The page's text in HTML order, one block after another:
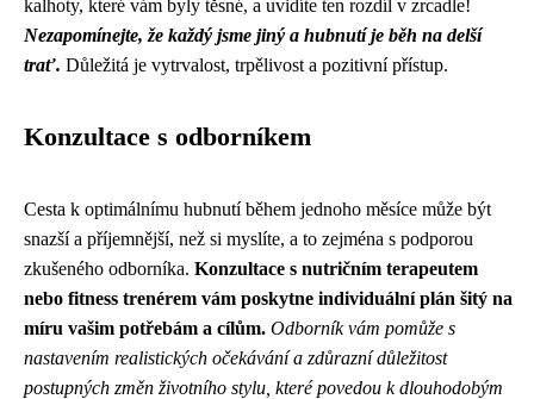
kalhoty, které vám byly těsné, a uvidíte ten rozdíl v zrcadle!
Nezapomínejte, že každý jsme jiný a hubnutí je běh na delší
trať. Důležitá je vytrvalost, trpělivost a pozitivní přístup.
Konzultace s odborníkem
Cesta k optimálnímu hubnutí během jednoho měsíce může být
snazší a příjemnější, než si myslíte, a to zejména s podporou
zkušeného odborníka. Konzultace s nutričním terapeutem
nebo fitness trenérem vám poskytne individuální plán šitý na
míru vašim potřebám a cílům. Odborník vám pomůže s
nastavením realistických očekávání a zdůrazní důležitost
postupných změn životního stylu, které povedou k dlouhodobým